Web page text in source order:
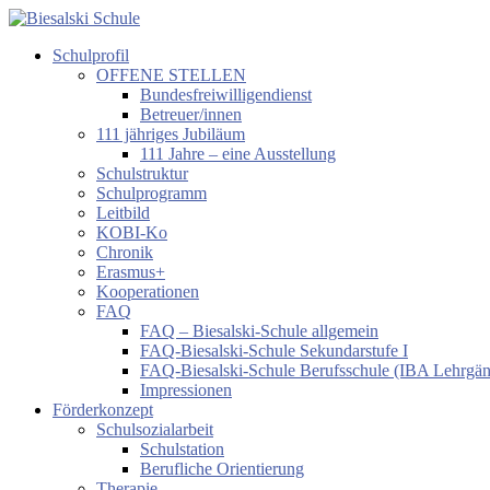
Zum
springen
Biesalski
Förderzentrum
körperliche
motorische
Entwicklung
Schulprofil
OFFENE STELLEN
Bundesfreiwilligendienst
Betreuer/innen
111 jähriges Jubiläum
111 Jahre – eine Ausstellung
Schulstruktur
Schulprogramm
Leitbild
KOBI-Ko
Chronik
Erasmus+
Kooperationen
FAQ
FAQ – Biesalski-Schule allgemein
FAQ-Biesalski-Schule Sekundarstufe I
FAQ-Biesalski-Schule Berufsschule (IBA
Impressionen
Förderkonzept
Schulsozialarbeit
Schulstation
Berufliche Orientierung